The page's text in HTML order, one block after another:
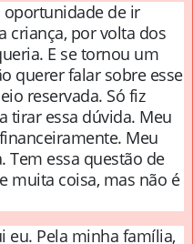
oportunidade de ir
criança, por volta dos
E se tornou um
querer falar sobre esse
reservada. Só fiz
tirar essa dúvida. Meu
Meu
Tem essa questão de
muita coisa, mas não é
eu. Pela minha família,